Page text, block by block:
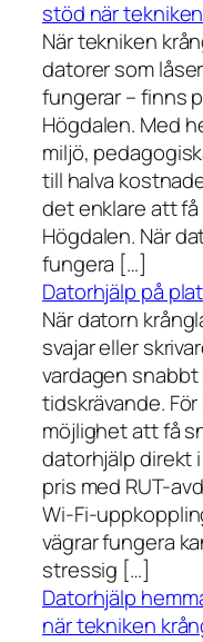
stöd när
När tekniken
datorer som
fungerar – finns
Högdalen. Med
miljö,
till halva
det enklare att
Högdalen. När
fungera […]
Datorhjälp på
När datorn
svajar eller
vardagen
tidskrävande.
möjlighet att få
datorhjälp direkt
pris med RUT-
Wi-Fi-
vägrar fungera
stressig […]
Datorhjälp
när tekniken